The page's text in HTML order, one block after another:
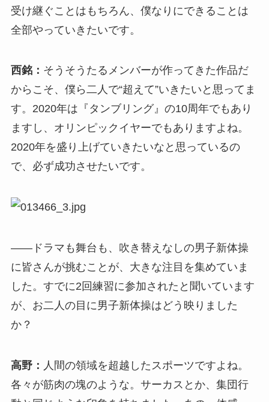
受け継ぐことはもちろん、僕なりにできることは
全部やっていきたいです。
西銘： そうそうたるメンバーが作ってきた作品だ
からこそ、僕ら二人で“超えて”いきたいと思ってま
す。2020年は『タンブリング』の10周年でもあり
ますし、オリンピックイヤーでもありますよね。
2020年を盛り上げていきたいなと思っているの
で、必ず成功させたいです。
――ドラマも舞台も、吹き替えなしの男子新体操
に皆さんが挑むことが、大きな注目を集めていま
した。すでに2回練習に参加されたと聞いています
が、お二人の目に男子新体操はどう映りました
か？
高野： 人間の領域を超越したスポーツですよね。
各々が筋肉の塊のような。サーカスとか、集団行